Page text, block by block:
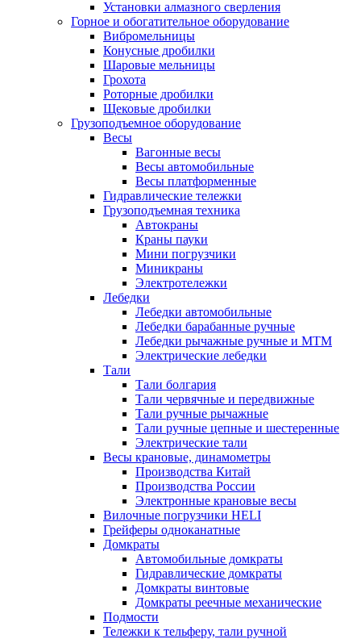
Установки алмазного сверления
Горное и обогатительное оборудование
Вибромельницы
Конусные дробилки
Шаровые мельницы
Грохота
Роторные дробилки
Щековые дробилки
Грузоподъемное оборудование
Весы
Вагонные весы
Весы автомобильные
Весы платформенные
Гидравлические тележки
Грузоподъемная техника
Автокраны
Краны пауки
Мини погрузчики
Миникраны
Электротележки
Лебедки
Лебедки автомобильные
Лебедки барабанные ручные
Лебедки рычажные ручные и МТМ
Электрические лебедки
Тали
Тали болгария
Тали червячные и передвижные
Тали ручные рычажные
Тали ручные цепные и шестеренные
Электрические тали
Весы крановые, динамометры
Производства Китай
Производства России
Электронные крановые весы
Вилочные погрузчики HELI
Грейферы одноканатные
Домкраты
Автомобильные домкраты
Гидравлические домкраты
Домкраты винтовые
Домкраты реечные механические
Подмости
Тележки к тельферу, тали ручной